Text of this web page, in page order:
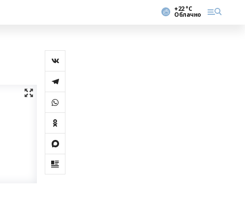
+22 °С
Облачно